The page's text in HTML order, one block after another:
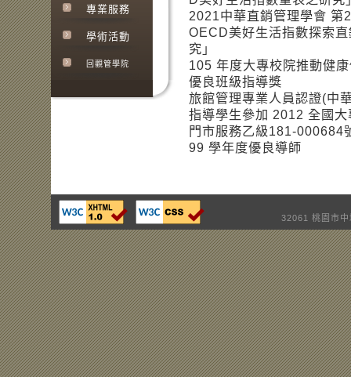
專業服務
學術活動
回觀管學院
2021中華直銷管理學會 第
OECD美好生活指數探索
究」
105 年度大專校院推動健
優良班級指導獎
旅館管理專業人員認證(中
指導學生參加 2012 全國
門市服務乙級181-000684
99 學年度優良導師
32061 桃園市